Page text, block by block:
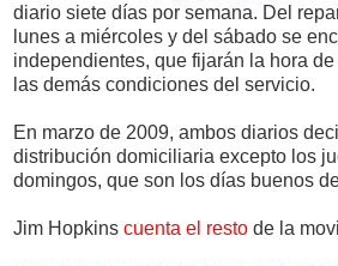
diario siete días por semana. Del
lunes a miércoles y del sábado se
independientes, que fijarán la hora
las demás condiciones del servicio.
En marzo de 2009, ambos diarios
distribución domiciliaria excepto los
domingos, que son los días buenos
Jim Hopkins cuenta el resto de la